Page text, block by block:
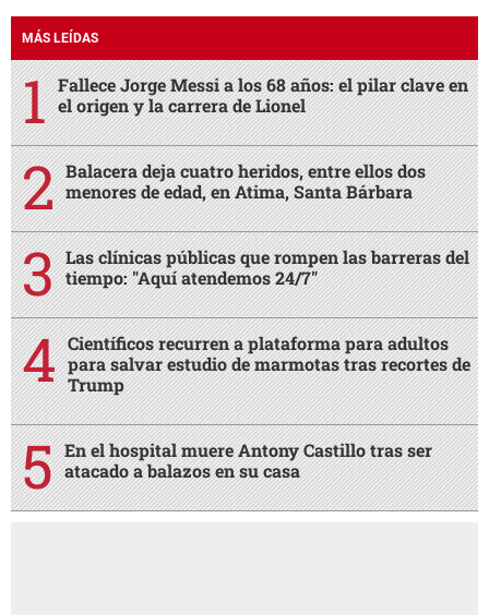
MÁS LEÍDAS
Fallece Jorge Messi a los 68 años: el pilar clave en
el origen y la carrera de Lionel
Balacera deja cuatro heridos, entre ellos dos
menores de edad, en Atima, Santa Bárbara
Las clínicas públicas que rompen las barreras del
tiempo: "Aquí atendemos 24/7"
Científicos recurren a plataforma para adultos
para salvar estudio de marmotas tras recortes de
Trump
En el hospital muere Antony Castillo tras ser
atacado a balazos en su casa